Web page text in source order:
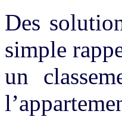
Des
simple
un